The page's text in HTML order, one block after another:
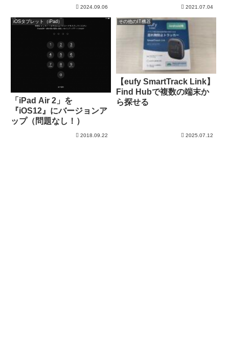
2024.09.06 2021.07.04
iOSタブレット（iPad）
「iPad Air 2」を
『iOS12』にバージョンア
ップ（問題なし！）
2018.09.22
その他のIT機器
【eufy SmartTrack Link】
Find Hubで複数の端末か
ら探せる
2025.07.12